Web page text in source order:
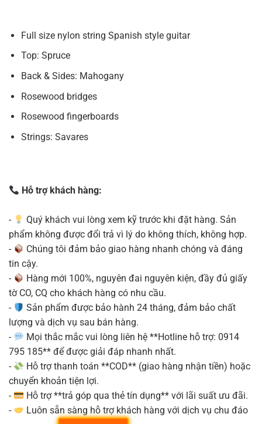
Full size nylon string Spanish style guitar
Top: Spruce
Back & Sides: Mahogany
Rosewood bridges
Rosewood fingerboards
Strings: Savares
Hỗ trợ khách hàng:
-
Quý khách vui lòng xem kỹ trước khi đặt hàng. Sản
phẩm không được đổi trả vì lý do không thích, không hợp.
-
Chúng tôi đảm bảo giao hàng nhanh chóng và đáng
tin cậy.
-
Hàng mới 100%, nguyên đai nguyên kiện, đầy đủ giấy
tờ CO, CQ cho khách hàng có nhu cầu.
-
Sản phẩm được bảo hành 24 tháng, đảm bảo chất
lượng và dịch vụ sau bán hàng.
-
Mọi thắc mắc vui lòng liên hệ **Hotline hỗ trợ: 0914
795 185** để được giải đáp nhanh nhất.
-
Hỗ trợ thanh toán **COD** (giao hàng nhận tiền) hoặc
chuyển khoản tiện lợi.
-
Hỗ trợ **trả góp qua thẻ tín dụng** với lãi suất ưu đãi.
-
Luôn sẵn sàng hỗ trợ khách hàng với dịch vụ chu đáo